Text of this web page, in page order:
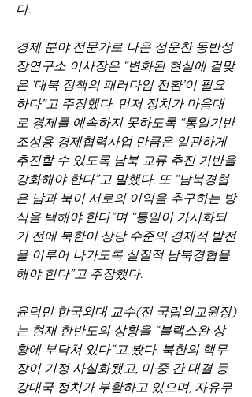
다.
경제 분야 전문가로 나온 정운찬 동반성
장연구소 이사장은 “변화된 현실에 걸맞
은 ‘대북 정책의 패러다임 전환’이 필요
하다”고 주장했다. 먼저 정치가 마음대
로 경제를 예속하지 못하도록 “통일기반
조성용 경제협력사업 만큼은 일관하게
추진할 수 있도록 남북 교류 추진 기반을
강화해야 한다”고 말했다. 또 “남북경협
은 남과 북이 서로의 이익을 추구하는 방
식을 택해야 한다”며 “통일이 가시화되
기 전에 북한이 상당 수준의 경제적 발전
을 이루어 나가도록 실질적 남북경협을
해야 한다”고 주장했다.
윤덕민 한국외대 교수(전 국립외교원장)
는 현재 한반도의 상황을 “블랙스완 상
황에 부닥쳐 있다”고 봤다. 북한의 핵무
장이 기정 사실화됐고, 미·중 간 대결 등
강대국 정치가 부활하고 있으며, 자유무